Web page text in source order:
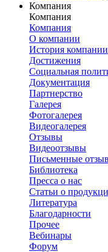
Компания
Компания
Компания
О компании
История компании
Достижения
Социальная
Документация
Партнерство
Галерея
Фотогалерея
Видеогалерея
Отзывы
Видеоотзывы
Письменные
Библиотека
Пресса о нас
Статьи о
Литература
Благодарности
Прочее
Вебинары
Форум